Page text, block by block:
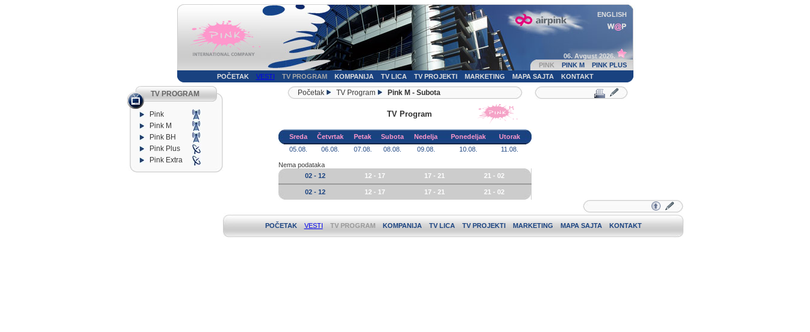
ENGLISH
06. Avgust 2026.
PINK
PINK M
PINK PLUS
POČETAK
VESTI TV PROGRAM KOMPANIJA TV LICA TV PROJEKTI MARKETING MAPA SAJTA KONTAKT
TV PROGRAM
Pink
Pink M
Pink BH
Pink Plus
Pink Extra
Početak TV Program Pink M - Subota
TV Program
Sreda Četvrtak Petak Subota Nedelja Ponedeljak
Utorak
05.08.
06.08. 07.08. 08.08. 09.08. 10.08. 11.08.
Nema podataka
02 - 12
12 - 17 17 - 21 21 - 02
02 - 12 12 - 17 17 - 21 21 - 02
POČETAK VESTI TV PROGRAM KOMPANIJA TV LICA TV PROJEKTI MARKETING MAPA SAJTA KONTAKT